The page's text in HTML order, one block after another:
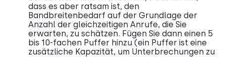
dass es aber ratsam ist, den
Bandbreitenbedarf auf der Grundlage der
Anzahl der gleichzeitigen Anrufe, die Sie
erwarten, zu schätzen. Fügen Sie dann einen 5
bis 10-fachen Puffer hinzu (ein Puffer ist eine
zusätzliche Kapazität, um Unterbrechungen zu